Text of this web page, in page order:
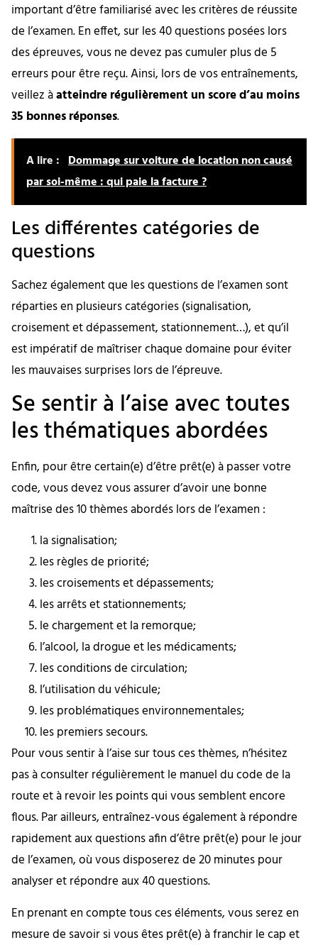
important d’être familiarisé avec les critères de réussite
de l’examen. En effet, sur les 40 questions posées lors
des épreuves, vous ne devez pas cumuler plus de 5
erreurs pour être reçu. Ainsi, lors de vos entraînements,
veillez àatteindre régulièrement un score d’au moins
35 bonnes réponses.
A lire : Dommage sur voiture de location non causé
par soi-même : qui paie la facture ?
Les différentes catégories de
questions
Sachez également que les questions de l’examen sont
réparties en plusieurs catégories (signalisation,
croisement et dépassement, stationnement…), et qu’il
est impératif de maîtriser chaque domaine pour éviter
les mauvaises surprises lors de l’épreuve.
Se sentir à l’aise avec toutes
les thématiques abordées
Enfin, pour être certain(e) d’être prêt(e) à passer votre
code, vous devez vous assurer d’avoir une bonne
maîtrise des 10 thèmes abordés lors de l’examen :
la signalisation;
les règles de priorité;
les croisements et dépassements;
les arrêts et stationnements;
le chargement et la remorque;
l’alcool, la drogue et les médicaments;
les conditions de circulation;
l’utilisation du véhicule;
les problématiques environnementales;
les premiers secours.
Pour vous sentir à l’aise sur tous ces thèmes, n’hésitez
pas à consulter régulièrement le manuel du code de la
route et à revoir les points qui vous semblent encore
flous. Par ailleurs, entraînez-vous également à répondre
rapidement aux questions afin d’être prêt(e) pour le jour
de l’examen, où vous disposerez de 20 minutes pour
analyser et répondre aux 40 questions.
En prenant en compte tous ces éléments, vous serez en
mesure de savoir si vous êtes prêt(e) à franchir le cap et